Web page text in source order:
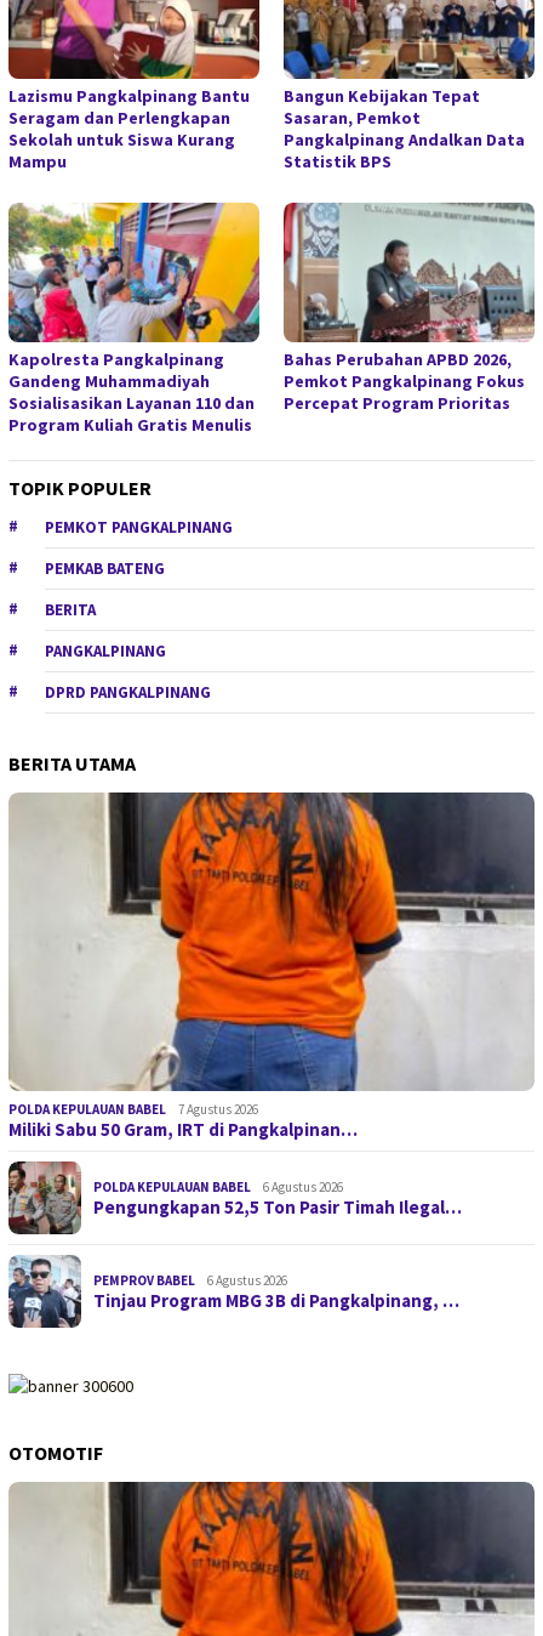
Lazismu Pangkalpinang Bantu
Seragam dan Perlengkapan
Sekolah untuk Siswa Kurang
Mampu
Bangun Kebijakan Tepat
Sasaran, Pemkot
Pangkalpinang Andalkan Data
Statistik BPS
Kapolresta Pangkalpinang
Gandeng Muhammadiyah
Sosialisasikan Layanan 110 dan
Program Kuliah Gratis Menulis
Bahas Perubahan APBD 2026,
Pemkot Pangkalpinang Fokus
Percepat Program Prioritas
TOPIK POPULER
PEMKOT PANGKALPINANG
PEMKAB BATENG
BERITA
PANGKALPINANG
DPRD PANGKALPINANG
BERITA UTAMA
POLDA KEPULAUAN BABEL 7 Agustus 2026
Miliki Sabu 50 Gram, IRT di Pangkalpinan…
POLDA KEPULAUAN BABEL 6 Agustus 2026
Pengungkapan 52,5 Ton Pasir Timah Ilegal…
PEMPROV BABEL 6 Agustus 2026
Tinjau Program MBG 3B di Pangkalpinang, …
OTOMOTIF